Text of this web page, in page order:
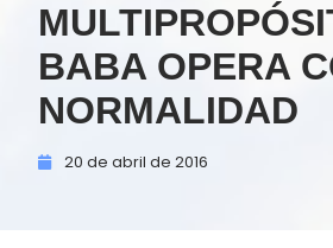
BABA OPERA
NORMALIDAD
20 de abril de 2016